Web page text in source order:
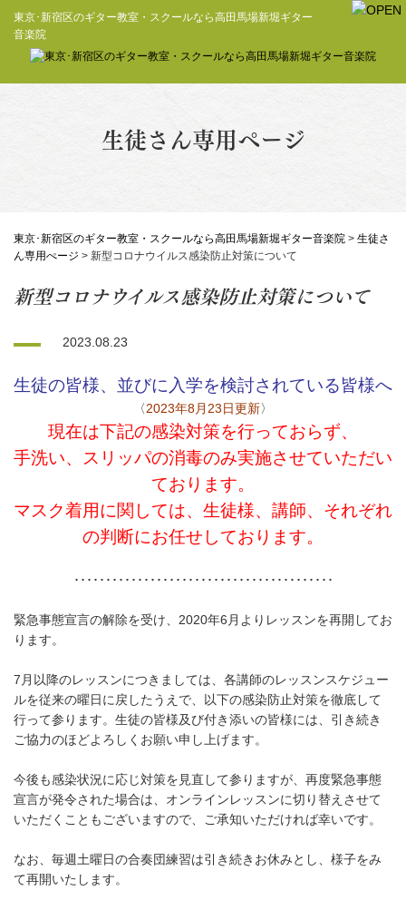
東京･新宿区のギター教室・スクールなら高田馬場新堀ギター
音楽院
生徒さん専用ぺージ
東京･新宿区のギター教室・スクールなら高田馬場新堀ギター音楽院 > 生徒さ
ん専用ぺージ > 新型コロナウイルス感染防止対策について
新型コロナウイルス感染防止対策について
2023.08.23
生徒の皆様、並びに入学を検討されている皆様へ
〈2023年8月23日更新〉
現在は下記の感染対策を行っておらず、
手洗い、スリッパの消毒のみ実施させていただい
ております。
マスク着用に関しては、生徒様、講師、それぞれ
の判断にお任せしております。
･････････････････････････････････････････
緊急事態宣言の解除を受け、2020年6月よりレッスンを再開してお
ります。
7月以降のレッスンにつきましては、各講師のレッスンスケジュー
ルを従来の曜日に戻したうえで、以下の感染防止対策を徹底して
行って参ります。生徒の皆様及び付き添いの皆様には、引き続き
ご協力のほどよろしくお願い申し上げます。
今後も感染状況に応じ対策を見直して参りますが、再度緊急事態
宣言が発令された場合は、オンラインレッスンに切り替えさせて
いただくこともございますので、ご承知いただければ幸いです。
なお、毎週土曜日の合奏団練習は引き続きお休みとし、様子をみ
て再開いたします。